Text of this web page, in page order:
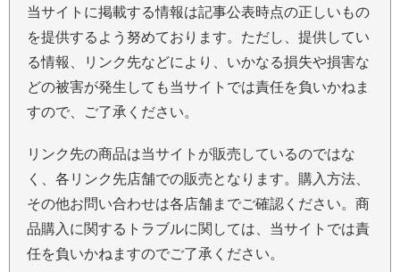
当サイトに掲載する情報は記事公表時点の正しいもの
を提供するよう努めております。ただし、提供してい
る情報、リンク先などにより、いかなる損失や損害な
どの被害が発生しても当サイトでは責任を負いかねま
すので、ご了承ください。
リンク先の商品は当サイトが販売しているのではな
く、各リンク先店舗での販売となります。購入方法、
その他お問い合わせは各店舗までご確認ください。商
品購入に関するトラブルに関しては、当サイトでは責
任を負いかねますのでご了承ください。